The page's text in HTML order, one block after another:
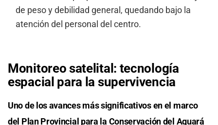
de peso y debilidad general, quedando bajo la
atención del personal del centro.
Monitoreo satelital: tecnología
espacial para la supervivencia
Uno de los avances más significativos en el marco
del Plan Provincial para la Conservación del Aguará